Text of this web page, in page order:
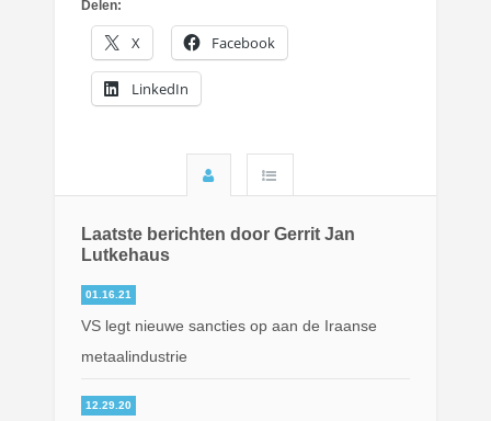
Delen:
X Facebook
LinkedIn
Laatste berichten door Gerrit Jan
Lutkehaus
01.16.21
VS legt nieuwe sancties op aan de Iraanse
metaalindustrie
12.29.20